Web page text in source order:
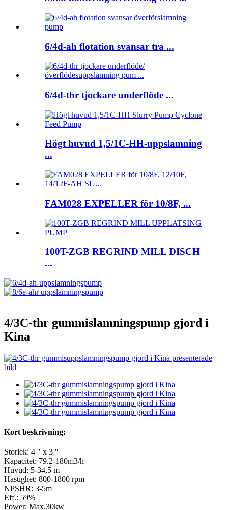
6/4d-ah flotation svansar tra ...
6/4d-thr tjockare underflöde ...
Högt huvud 1,5/1C-HH-uppslamning
...
FAM028 EXPELLER för 10/8F, ...
100T-ZGB REGRIND MILL DISCH
...
4/3C-thr gummislamningspump gjord i
Kina
Kort beskrivning:
Storlek: 4 ″ x 3 ″
Kapacitet: 79.2-180m3/h
Huvud: 5-34,5 m
Hastighet: 800-1800 rpm
NPSHR: 3-5m
Eff.: 59%
Power: Max.30kw